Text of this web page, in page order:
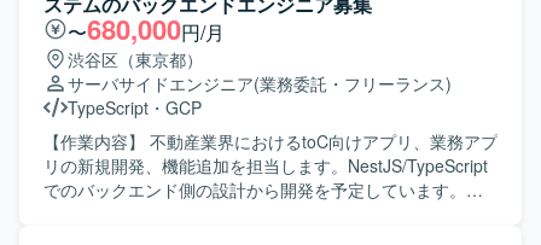
きます。 ・Honoを用いたAPIおよびサーバーサイドの設
計、開発 ・Pythonを用いたバックエンド処理の実装 ・デー
タベース設計およびGoogle Cloud環境との連携 ・非機能要
件（パフォーマンス・セキュリティ等）の見積もり ・テス
トコードの実装および品質保証 など 【開発環境】 ・フロ
ントエンド：Expo（React Native）, TypeScript ・バックエ
ンド：Hono, TypeScript, Python ・インフラ：Google
Cloud Platform, Firebase ・CI/CD：GitHub Actions ・ツー
〜680,000円/月
渋谷区（東京都）
サーバサイドエンジニア(業務委託・フリーランス)
TypeScript ・ GCP
【作業内容】 不動産業界におけるtoC向けアプリ、業務アプ
リの新規開発、機能追加を担当します。NestJS/TypeScript
でのバックエンド側の設計から開発を予定しています。可